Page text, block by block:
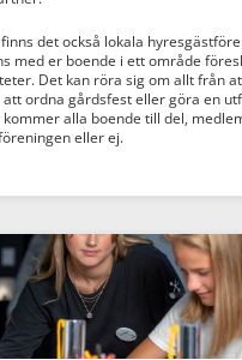
det också lokala
med er boende i ett område
Det kan röra sig om allt från
ordna gårdsfest eller göra en
alla boende till del,
eller ej.